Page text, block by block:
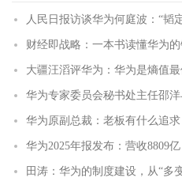
人民日报访谈华为何庭波：“韬
财经即战略：一本书读懂华为
大疆汪滔评华为：华为是熵值
华为专家委员会秘书处主任邵
华为原副总裁：老板有什么追
华为2025年报发布：营收8809
田涛：华为的制度建设，从“多